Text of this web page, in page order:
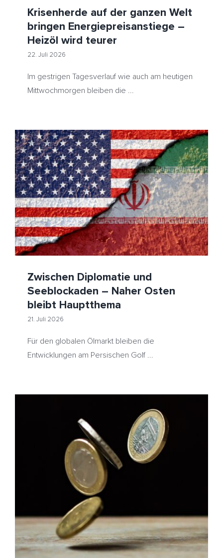
Krisenherde auf der ganzen Welt
bringen Energiepreisanstiege –
Heizöl wird teurer
22. Juli 2026
Im gestrigen Tagesverlauf wie auch am heutigen
Mittwochmorgen bleiben die ...
Zwischen Diplomatie und Seeblockaden – Naher Osten
bleibt Hauptthema
HeizölNews Iran USA
Zwischen Diplomatie und
Seeblockaden – Naher Osten
bleibt Hauptthema
21. Juli 2026
Für den globalen Ölmarkt bleiben die
Entwicklungen am Persischen Golf ...
Preisstatistik – Nervöse Ölproduktmärkte treiben
Heizöl auf 10-Wochen-Hoch
HeizölNews